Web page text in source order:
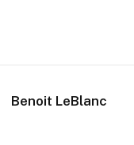
Benoit LeBlanc